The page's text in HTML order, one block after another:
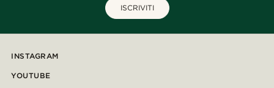
ISCRIVITI
INSTAGRAM
YOUTUBE